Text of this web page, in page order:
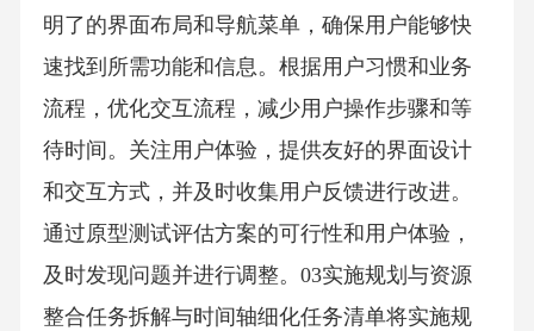
明了的界面布局和导航菜单，确保用户能够快
速找到所需功能和信息。根据用户习惯和业务
流程，优化交互流程，减少用户操作步骤和等
待时间。关注用户体验，提供友好的界面设计
和交互方式，并及时收集用户反馈进行改进。
通过原型测试评估方案的可行性和用户体验，
及时发现问题并进行调整。03实施规划与资源
整合任务拆解与时间轴细化任务清单将实施规